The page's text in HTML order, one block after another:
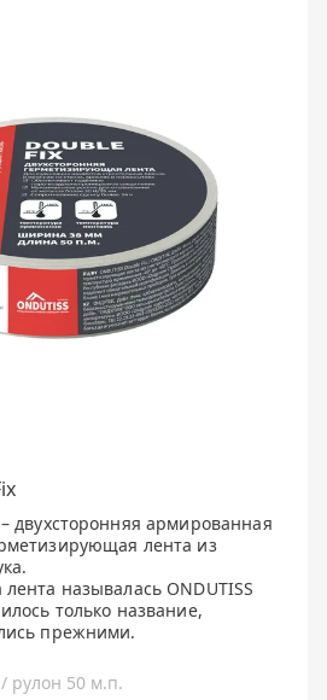
двухсторонняя армированная
лента из
лента называлась ONDUTISS
только название,
прежними.
/ рулон 50 м.п.